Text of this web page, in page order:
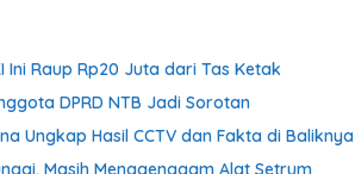
Ini Raup Rp20 Juta dari Tas Ketak
DPRD NTB Jadi Sorotan
Ungkap Hasil CCTV dan Fakta di Baliknya
Masih Menggenggam Alat Setrum